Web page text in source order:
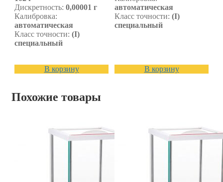
Дискретность: 0,00001 г
Калибровка:
автоматическая
Класс точности: (I)
специальный
В корзину
автоматическая
Класс точности: (I)
специальный
В корзину
Похожие товары